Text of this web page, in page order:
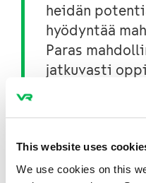
This website uses
We use cookies on this
heidän
hyödyntää
Paras
jatkuvasti